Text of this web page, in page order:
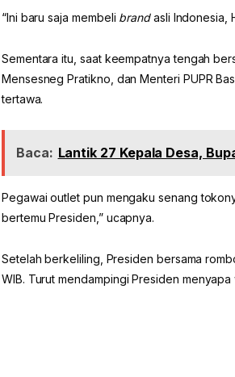
“Ini baru saja membeli brandasli Indonesia,
Sementara itu, saat keempatnya tengah
Mensesneg Pratikno, dan Menteri PUPR
tertawa.
Baca: Lantik 27 Kepala Desa,
Pegawai outlet pun mengaku senang
bertemu Presiden,” ucapnya.
Setelah berkeliling, Presiden bersama
WIB. Turut mendampingi Presiden